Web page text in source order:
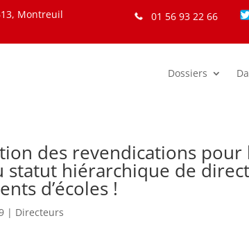
Montreuil
01 56 93 22 66
Dossiers
des revendications
statut hiérarchique de
d’écoles !
| Directeurs